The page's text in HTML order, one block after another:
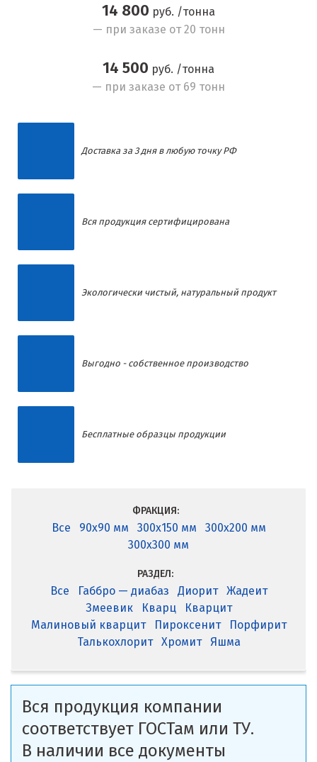
14 800 руб. /тонна
— при заказе от 20 тонн
14 500 руб. /тонна
— при заказе от 69 тонн
Доставка за 3 дня в любую точку РФ
Вся продукция сертифицирована
Экологически чистый, натуральный продукт
Выгодно - собственное производство
Бесплатные образцы продукции
ФРАКЦИЯ:
Все 90x90 мм 300x150 мм
300x200 мм
300x300 мм
РАЗДЕЛ:
Все Габбро — диабаз Диорит
Жадеит
Змеевик
Кварц
Кварцит
Малиновый кварцит
Пироксенит
Порфирит
Талькохлорит
Хромит Яшма
Вся продукция компании
соответствует ГОСТам или ТУ.
В наличии все документы